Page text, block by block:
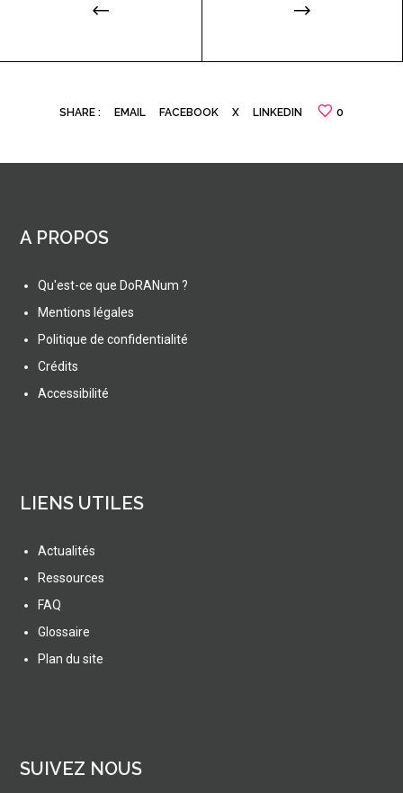
SHARE : EMAIL FACEBOOK X LINKEDIN 0
A PROPOS
Qu'est-ce que DoRANum ?
Mentions légales
Politique de confidentialité
Crédits
Accessibilité
LIENS UTILES
Actualités
Ressources
FAQ
Glossaire
Plan du site
SUIVEZ NOUS